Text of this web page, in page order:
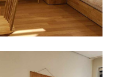
306호
307호